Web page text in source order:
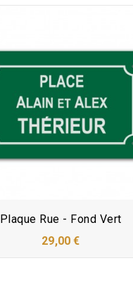
Plaque Rue - Fond Vert
29,00 €